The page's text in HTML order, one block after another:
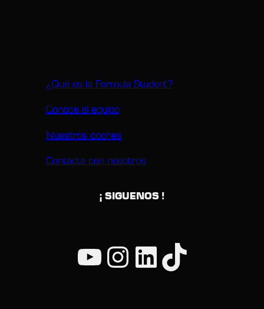
¿Qué es la Formula Student?
Conoce al equipo
Nuestros coches
Contacta con nosotros
¡ SIGUENOS !
YouTube Instagram LinkedIn TikTok